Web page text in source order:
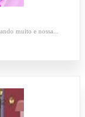
muito e nossa...